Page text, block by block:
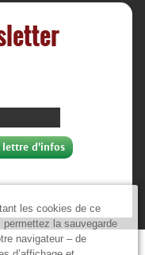
les cookies de ce
la sauvegarde
navigateur – de